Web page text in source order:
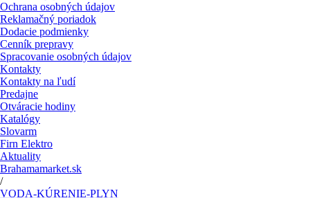
Ochrana osobných údajov
Reklamačný poriadok
Dodacie podmienky
Cenník prepravy
Spracovanie osobných údajov
Kontakty
Kontakty na ľudí
Predajne
Otváracie hodiny
Katalógy
Slovarm
Firn Elektro
Aktuality
Brahamamarket.sk
/
VODA-KÚRENIE-PLYN